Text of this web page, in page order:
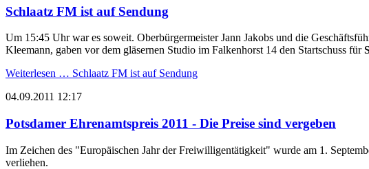
Schlaatz FM ist auf Sendung
Um 15:45 Uhr war es soweit. Oberbürgermeister Jann Jakobs und die
Kleemann, gaben vor dem gläsernen Studio im Falkenhorst 14 den Startschuss für
Weiterlesen … Schlaatz FM ist auf Sendung
04.09.2011 12:17
Potsdamer Ehrenamtspreis 2011 - Die Preise sind vergeben
Im Zeichen des "Europäischen Jahr der Freiwilligentätigkeit" wurde am 1.
verliehen.